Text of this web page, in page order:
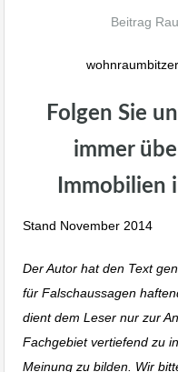
Beitrag
Folgen Sie
immer
Immobilien
Stand November 2014
Der Autor hat den Text
für Falschaussagen
dient dem Leser nur zur
Fachgebiet vertiefend zu
Meinung zu bilden. Wir